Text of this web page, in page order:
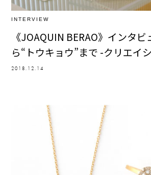
INTERVIEW
《JOAQUIN BERAO》インタ
ら“トウキョウ”まで -クリエイ
2018.12.14